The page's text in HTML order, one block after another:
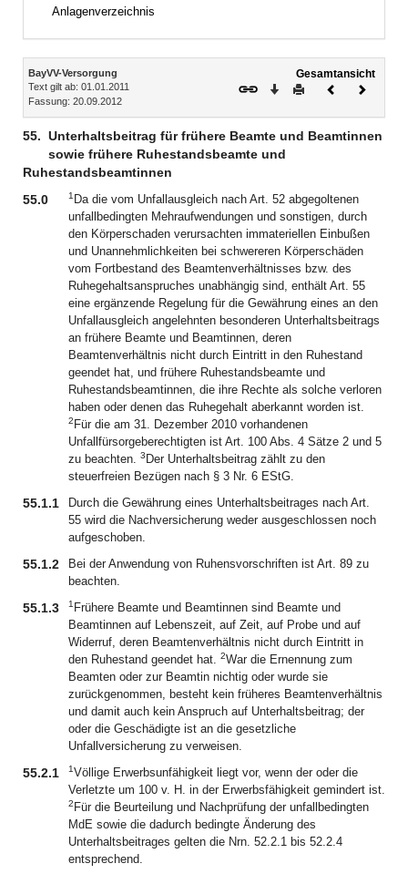
Anlagenverzeichnis
Inhalt
BayVV-Versorgung
Text gilt ab: 01.01.2011
Fassung: 20.09.2012
Gesamtansicht
Download
DruckenVorheriges
55. Unterhaltsbeitrag für frühere Beamte und Beamtinnen
sowie frühere Ruhestandsbeamte und
Ruhestandsbeamtinnen
55.0
1 Da die vom Unfallausgleich nach Art. 52 abgegoltenen
unfallbedingten Mehraufwendungen und sonstigen, durch
den Körperschaden verursachten immateriellen Einbußen
und Unannehmlichkeiten bei schwereren Körperschäden
vom Fortbestand des Beamtenverhältnisses bzw. des
Ruhegehaltsanspruches unabhängig sind, enthält Art. 55
eine ergänzende Regelung für die Gewährung eines an den
Unfallausgleich angelehnten besonderen Unterhaltsbeitrags
an frühere Beamte und Beamtinnen, deren
Beamtenverhältnis nicht durch Eintritt in den Ruhestand
geendet hat, und frühere Ruhestandsbeamte und
Ruhestandsbeamtinnen, die ihre Rechte als solche verloren
haben oder denen das Ruhegehalt aberkannt worden ist.
2 Für die am 31. Dezember 2010 vorhandenen
Unfallfürsorgeberechtigten ist Art. 100 Abs. 4 Sätze 2 und 5
zu beachten. 3 Der Unterhaltsbeitrag zählt zu den
steuerfreien Bezügen nach § 3 Nr. 6 EStG.
55.1.1
Durch die Gewährung eines Unterhaltsbeitrages nach Art.
55 wird die Nachversicherung weder ausgeschlossen noch
aufgeschoben.
55.1.2
Bei der Anwendung von Ruhensvorschriften ist Art. 89 zu
beachten.
55.1.3 1 Frühere Beamte und Beamtinnen sind Beamte und
Beamtinnen auf Lebenszeit, auf Zeit, auf Probe und auf
Widerruf, deren Beamtenverhältnis nicht durch Eintritt in
den Ruhestand geendet hat. 2War die Ernennung zum
Beamten oder zur Beamtin nichtig oder wurde sie
zurückgenommen, besteht kein früheres Beamtenverhältnis
und damit auch kein Anspruch auf Unterhaltsbeitrag; der
oder die Geschädigte ist an die gesetzliche
Unfallversicherung zu verweisen.
55.2.1 1Völlige Erwerbsunfähigkeit liegt vor, wenn der oder die
Verletzte um 100 v. H. in der Erwerbsfähigkeit gemindert ist.
2 Für die Beurteilung und Nachprüfung der unfallbedingten
MdE sowie die dadurch bedingte Änderung des
Unterhaltsbeitrages gelten die Nrn. 52.2.1 bis 52.2.4
entsprechend.